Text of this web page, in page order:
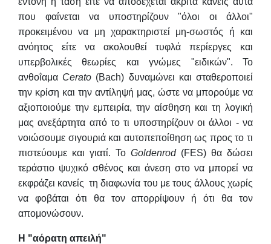
που φαίνεται να υποστηρίζουν "όλοι οι άλλοι"
προκειμένου να μη χαρακτηριστεί μη-σωστός ή και
ανόητος είτε να ακολουθεί τυφλά περίεργες και
υπερβολικές θεωρίες και γνώμες "ειδικών". Το
ανθοΐαμα Cerato (Bach) δυναμώνει και σταθεροποιεί
την κρίση και την αντίληψή μας, ώστε να μπορούμε να
αξιοποιούμε την εμπειρία, την αίσθηση και τη λογική
μας ανεξάρτητα από το τι υποστηρίζουν οι άλλοι - να
νοιώσουμε σιγουριά και αυτοπεποίθηση ως προς το τι
πιστεύουμε και γιατί. Το Goldenrod(FES) θα δώσει
τεράστιο ψυχικό σθένος και άνεση στο να μπορεί να
εκφράζει κανείς τη διαφωνία του με τους άλλους χωρίς
να φοβάται ότι θα τον απορρίψουν ή ότι θα τον
απομονώσουν.
Η "αόρατη απειλή"